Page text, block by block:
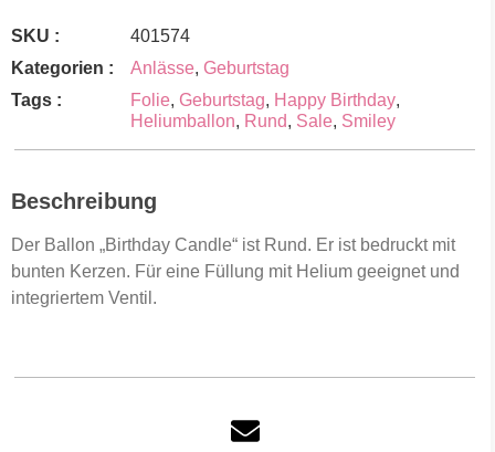
SKU :
401574
Kategorien :
Anlässe, Geburtstag
Tags :
Folie, Geburtstag, Happy Birthday,
Heliumballon, Rund, Sale, Smiley
Beschreibung
Der Ballon „Birthday Candle“ ist Rund. Er ist bedruckt mit
bunten Kerzen. Für eine Füllung mit Helium geeignet und
integriertem Ventil.